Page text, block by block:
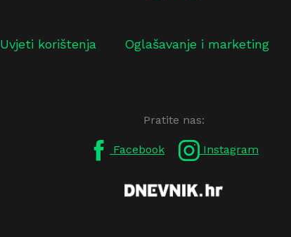
Uvjeti korištenja Oglašavanje i marketing
Pratite nas:
Facebook Instagram